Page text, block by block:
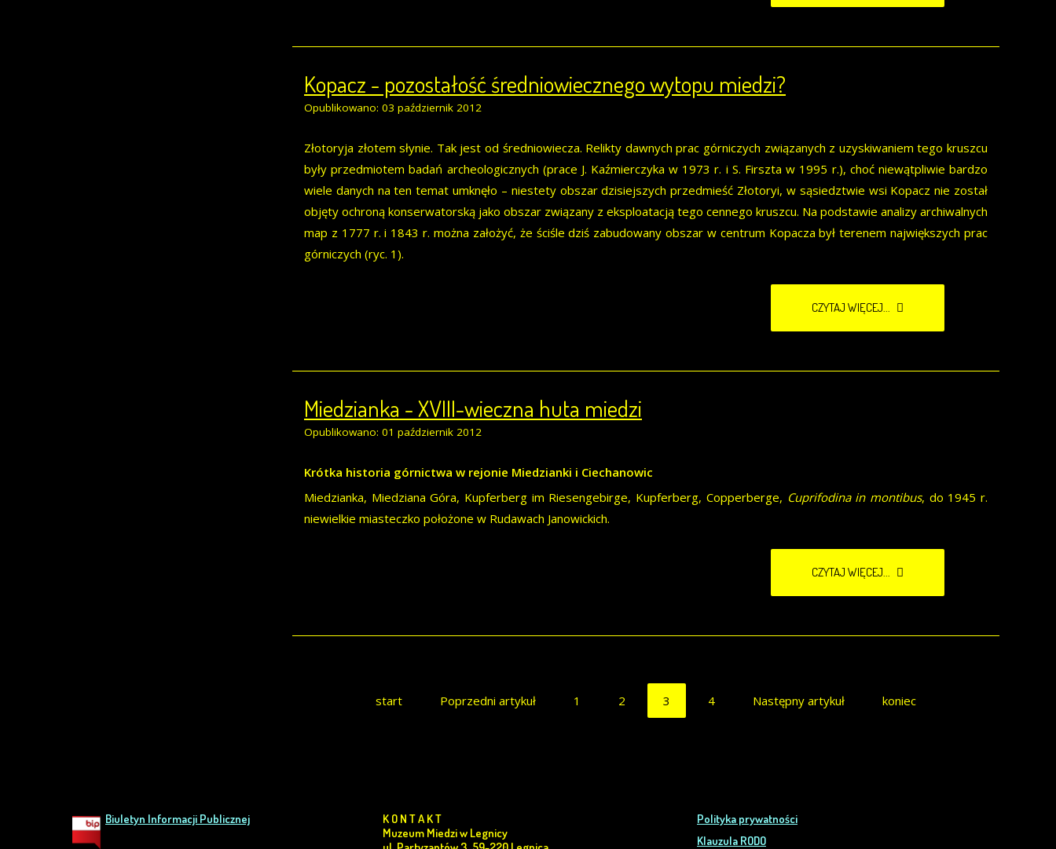
Kopacz - pozostałość średniowiecznego wytopu miedzi?
Opublikowano: 03 październik 2012
Złotoryja złotem słynie. Tak jest od średniowiecza. Relikty dawnych prac górniczych związanych z uzyskiwaniem tego kruszcu
były przedmiotem badań archeologicznych (prace J. Kaźmierczyka w 1973 r. i S. Firszta w 1995 r.), choć niewątpliwie bardzo
wiele danych na ten temat umknęło – niestety obszar dzisiejszych przedmieść Złotoryi, w sąsiedztwie wsi Kopacz nie został
objęty ochroną konserwatorską jako obszar związany z eksploatacją tego cennego kruszcu. Na podstawie analizy archiwalnych
map z 1777 r. i 1843 r. można założyć, że ściśle dziś zabudowany obszar w centrum Kopacza był terenem największych prac
górniczych (ryc. 1).
CZYTAJ WIĘCEJ...
Miedzianka - XVIII-wieczna huta miedzi
Opublikowano: 01 październik 2012
Krótka historia górnictwa w rejonie Miedzianki i Ciechanowic
Miedzianka, Miedziana Góra, Kupferberg im Riesengebirge, Kupferberg, Copperberge, Cuprifodina in montibus, do 1945 r.
niewielkie miasteczko położone w Rudawach Janowickich.
CZYTAJ WIĘCEJ...
start Poprzedni artykuł 1 2 3 4 Następny artykuł koniec
Biuletyn Informacji Publicznej
K O N T A K T
Muzeum Miedzi w Legnicy
Polityka prywatności
Klauzula RODO